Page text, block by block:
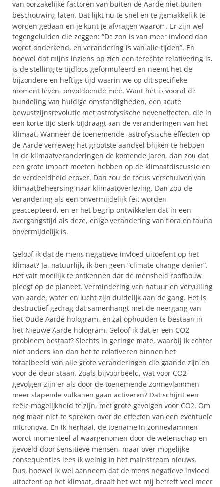
van oorzakelijke factoren van buiten de Aarde niet buiten
beschouwing laten. Dat lijkt nu te snel en te gemakkelijk te
worden gedaan en je kunt je afvragen waarom. Er zijn wel
tegengeluiden die zeggen: “De zon is van meer invloed dan
wordt onderkend, en verandering is van alle tijden”. En
hoewel dat mijns inziens op zich een terechte relativering is,
is de stelling te tijdloos geformuleerd en neemt het de
bijzondere en heftige tijd waarin we op dit specifieke
moment leven, onvoldoende mee. Want het is vooral de
bundeling van huidige omstandigheden, een acute
bewustzijnsrevolutie met astrofysische neveneffecten, die in
een korte tijd sterk bijdraagt aan de veranderingen van het
klimaat. Wanneer de toenemende, astrofysische effecten op
de Aarde verreweg het grootste aandeel blijken te hebben
in de klimaatveranderingen de komende jaren, dan zou dat
een grote impact moeten hebben op de klimaatdiscussie en
de verdeeldheid erover. Dan zou de focus verschuiven van
klimaatbeheersing naar klimaatoverleving. Dan zou de
verandering als een onvermijdelijk feit worden
geaccepteerd, en er het begrip ontwikkelen dat in een
overgangstijd als deze, enige verandering van flora en fauna
onvermijdelijk is.
Geloof ik dat de mens negatieve invloed uitoefent op het
klimaat? Ja, natuurlijk, ik ben geen “climate change denier”.
Het valt moeilijk te ontkennen dat de mensheid roofbouw
pleegt op de planeet. Vermindering van natuur en vervuiling
van aarde, water en lucht zijn duidelijk aan de gang. Het is
destructief gedrag dat samenhangt met de neergang van
het Oude Aarde hologram, en zal ophouden te bestaan in
het Nieuwe Aarde hologram. Geloof ik dat er een CO2
probleem bestaat? Slechts in geringe mate, waarbij ik echter
niet anders kan dan het te relativeren binnen het
totaalbeeld van alle grote veranderingen die gaande zijn en
voor de deur staan. Zoals bijvoorbeeld, wat voor CO2
gevolgen zijn er als door de toenemende zonnevlammen
meer slapende vulkanen gaan activeren? Dat schijnt een
reële mogelijkheid te zijn, met grote gevolgen voor CO2. Om
nog maar niet te spreken over de effecten van een eventuele
micronova. En ik herhaal, de toename in zonnevlammen
wordt momenteel al waargenomen door de wetenschap en
gevoeld door sensitieve mensen, maar over mogelijke
consequenties lees ik weinig in het mainstream nieuws.
Dus, hoewel ik wel aanneem dat de mens negatieve invloed
uitoefent op het klimaat, draait het wat mij betreft veel meer